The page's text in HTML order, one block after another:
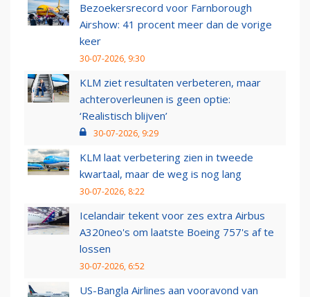
Bezoekersrecord voor Farnborough
Airshow: 41 procent meer dan de vorige
keer
30-07-2026, 9:30
KLM ziet resultaten verbeteren, maar
achteroverleunen is geen optie:
‘Realistisch blijven’
30-07-2026, 9:29
KLM laat verbetering zien in tweede
kwartaal, maar de weg is nog lang
30-07-2026, 8:22
Icelandair tekent voor zes extra Airbus
A320neo's om laatste Boeing 757's af te
lossen
30-07-2026, 6:52
US-Bangla Airlines aan vooravond van